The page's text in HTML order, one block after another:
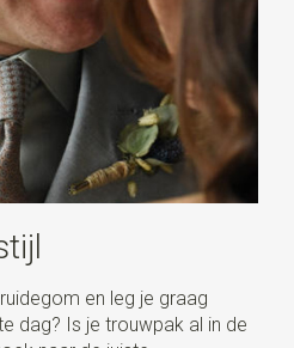
en leg je graag
dag? Is je trouwpak al in de